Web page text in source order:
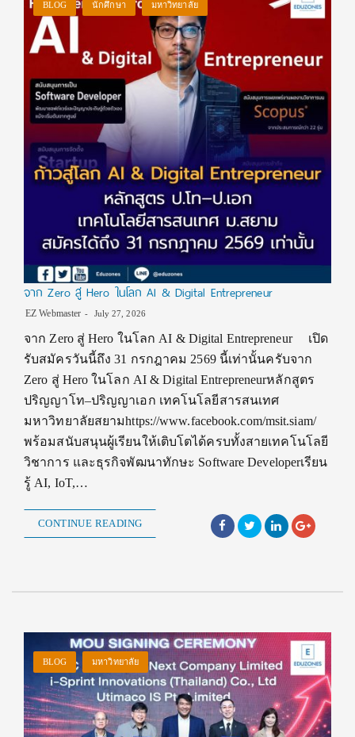
BLOG นักศึกษา มหาวิทยาลัย
จาก Zero สู่ Hero ในโลก AI & Digital Entrepreneur
EZ Webmaster July 27, 2026
จาก Zero สู่ Hero ในโลก AI & Digital Entrepreneur เปิด
รับสมัครวันนี้ถึง 31 กรกฎาคม 2569 นี้เท่านั้นครับจาก
Zero สู่ Hero ในโลก AI & Digital Entrepreneurหลักสูตร
ปริญญาโท–ปริญญาเอก เทคโนโลยีสารสนเทศ
มหาวิทยาลัยสยามhttps://www.facebook.com/msit.siam/
พร้อมสนับสนุนผู้เรียนให้เติบโตได้ครบทั้งสายเทคโนโลยี
วิชาการ และธุรกิจพัฒนาทักษะ Software Developerเรียน
รู้ AI, IoT,…
CONTINUE READING
BLOG มหาวิทยาลัย